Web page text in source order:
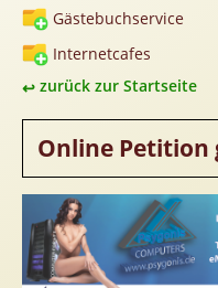
Gästebuchservice
Internetcafes
zurück zur Startseite
Online Petition